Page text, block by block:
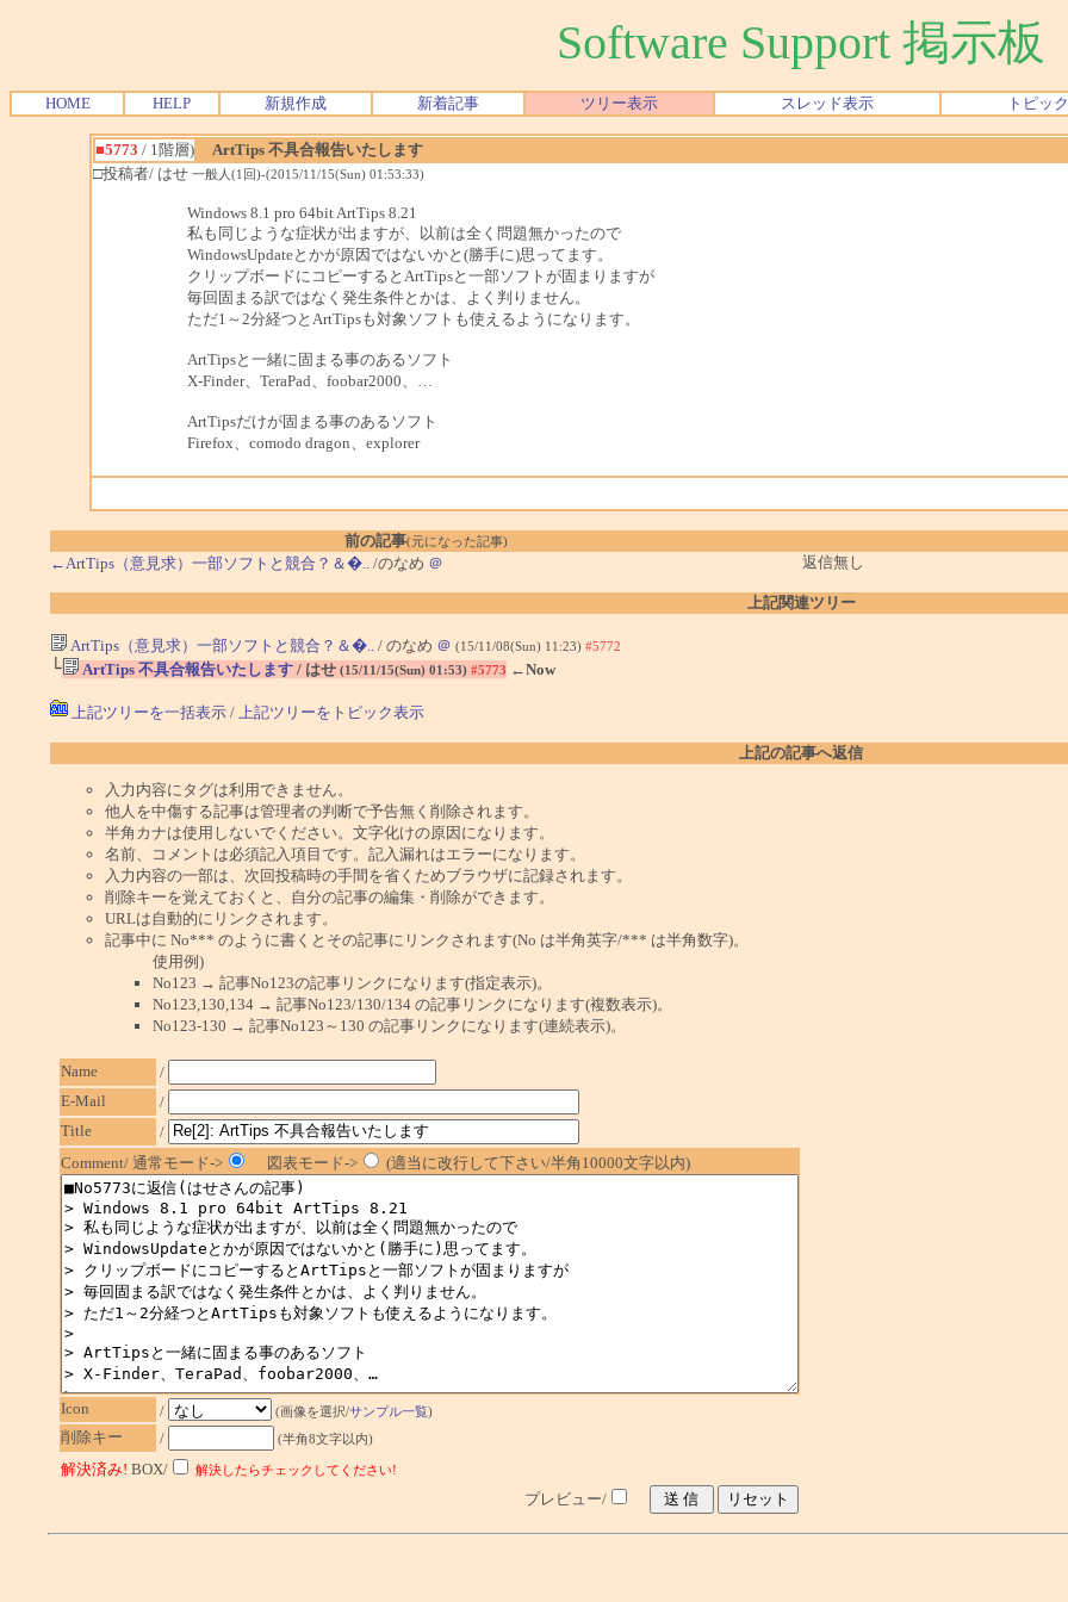
Software Support 掲示板
HOME HELP 新規作成 新着記事 ツリー表示 スレッド表示 トピッ
■5773 / 1階層)
ArtTips 不具合報告いたします
□投稿者/ はせ 一般人(1回)-(2015/11/15(Sun) 01:53:33)
Windows 8.1 pro 64bit ArtTips 8.21
私も同じような症状が出ますが、以前は全く問題無かったので
WindowsUpdateとかが原因ではないかと(勝手に)思ってます。
クリップボードにコピーするとArtTipsと一部ソフトが固まりますが
毎回固まる訳ではなく発生条件とかは、よく判りません。
ただ1～2分経つとArtTipsも対象ソフトも使えるようになります。
ArtTipsと一緒に固まる事のあるソフト
X-Finder、TeraPad、foobar2000、…
ArtTipsだけが固まる事のあるソフト
Firefox、comodo dragon、explorer
前の記事(元になった記事)
←ArtTips（意見求）一部ソフトと競合？＆�.. /のなめ ＠ 返信無し
上記関連ツリー
ArtTips（意見求）一部ソフトと競合？＆�.. / のなめ ＠ (15/11/08(Sun) 11:23) #5772
└ ArtTips 不具合報告いたします/ はせ (15/11/15(Sun) 01:53) #5773 ←Now
上記ツリーを一括表示/ 上記ツリーをトピック表示
上記の記事へ返信
入力内容にタグは利用できません。
他人を中傷する記事は管理者の判断で予告無く削除されます。
半角カナは使用しないでください。文字化けの原因になります。
名前、コメントは必須記入項目です。記入漏れはエラーになります。
入力内容の一部は、次回投稿時の手間を省くためブラウザに記録されます。
削除キーを覚えておくと、自分の記事の編集・削除ができます。
URLは自動的にリンクされます。
記事中に No*** のように書くとその記事にリンクされます(No は半角英字/*** は半角数字)。
使用例)
No123 → 記事No123の記事リンクになります(指定表示)。
No123,130,134 → 記事No123/130/134 の記事リンクになります(複数表示)。
No123-130 → 記事No123～130 の記事リンクになります(連続表示)。
Name
/
E-Mail
/
Title
/
Comment/ 通常モード->
図表モード-> (適当に改行して下さい/半角10000文字以内)
Icon / (画像を選択/サンプル一覧)
削除キー / (半角8文字以内)
解決済み! BOX/ 解決したらチェックしてください!
プレビュー/